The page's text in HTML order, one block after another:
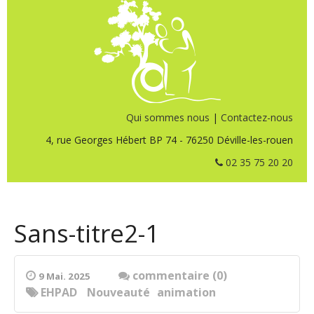
Qui sommes nous | Contactez-nous
4, rue Georges Hébert BP 74 - 76250 Déville-les-rouen
02 35 75 20 20
Sans-titre2-1
9 Mai. 2025
commentaire (0)
animation
EHPAD Nouveauté